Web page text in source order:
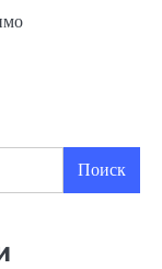
Поиск